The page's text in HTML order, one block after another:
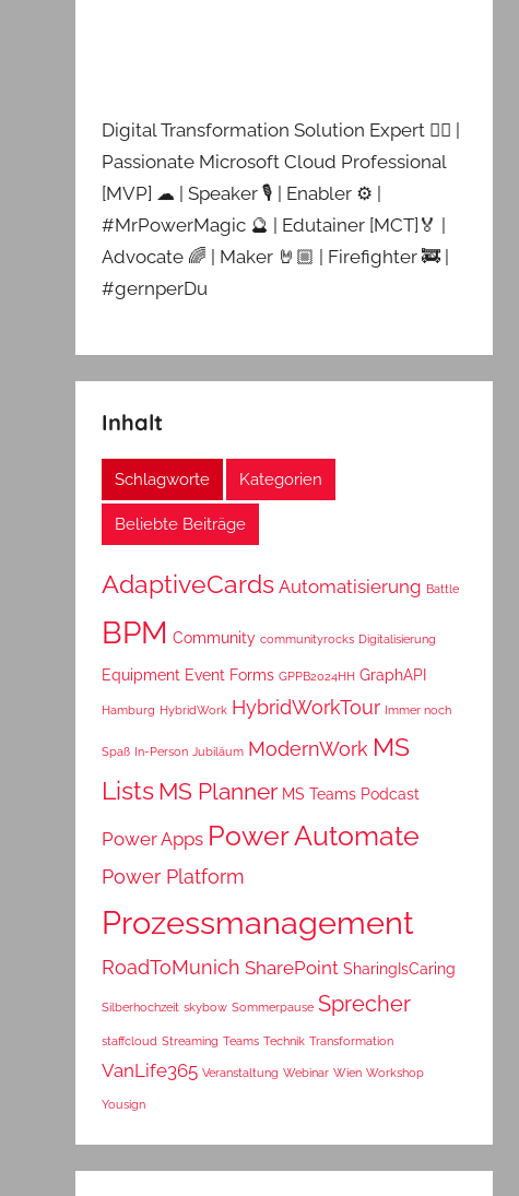
Digital Transformation Solution Expert 👷‍♂️ |
Passionate Microsoft Cloud Professional
[MVP] ☁ | Speaker 🎙 | Enabler ⚙ |
#MrPowerMagic 🔮 | Edutainer [MCT]🏅 |
Advocate 🌈 | Maker 🤘🏼 | Firefighter 🚒 |
#gernperDu
Inhalt
Schlagworte Kategorien
Beliebte Beiträge
AdaptiveCards Automatisierung Battle
BPM Community communityrocks Digitalisierung
Equipment Event Forms GPPB2024HH GraphAPI
Hamburg HybridWork HybridWorkTour Immer noch
Spaß In-Person Jubiläum ModernWork MS
Lists MS Planner MS Teams Podcast
Power Apps Power Automate
Power Platform
Prozessmanagement
RoadToMunich SharePoint SharingIsCaring
Silberhochzeit skybow Sommerpause Sprecher
staffcloud Streaming Teams Technik Transformation
VanLife365 Veranstaltung Webinar Wien Workshop
Yousign